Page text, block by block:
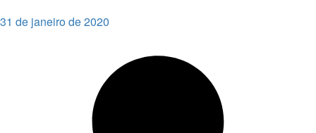
31 de janeiro de 2020